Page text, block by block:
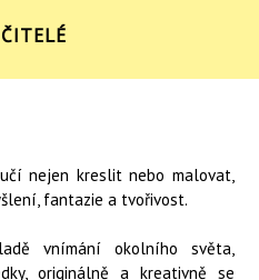
nejen kreslit nebo malovat,
fantazie a tvořivost.
vnímání okolního světa,
originálně a kreativně se